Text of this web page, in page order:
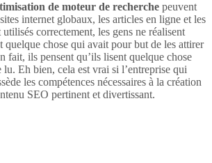
de moteur de recherche peuvent
internet globaux, les articles en ligne et les
correctement, les gens ne réalisent
quelque chose qui avait pour but de les attirer
fait, ils pensent qu’ils lisent quelque chose
Eh bien, cela est vrai si l’entreprise qui
les compétences nécessaires à la création
SEO pertinent et divertissant.